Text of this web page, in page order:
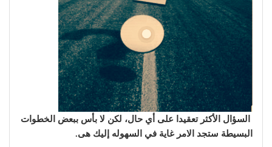
السؤال الأكثر تعقيدا على أي حال، لكن لا بأس ببعض الخطوات
البسيطة ستجد الامر غاية في السهوله إليك هى.